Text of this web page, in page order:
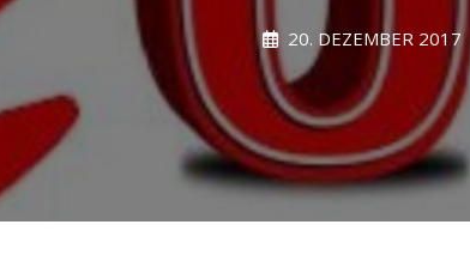
20. DEZEMBER 2017